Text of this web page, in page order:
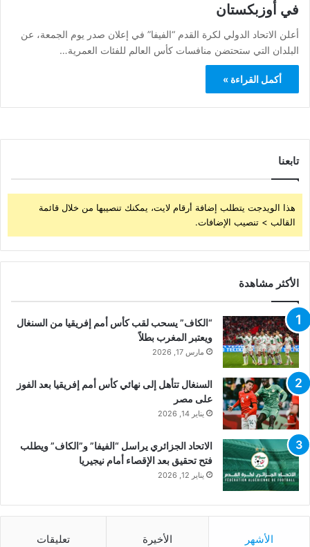
في أوزبكستان
أعلن الاتحاد الدولي لكرة القدم “الفيفا” في إعلان صدر يوم الجمعة، عن
البلدان التي ستحتضن منافسات كأس العالم للفئات العمرية…
أكمل القراءة »
تابعنا
هذا الويدجت يتطلب إضافة أرقام لايت، يمكنك تنصيبها من خلال قائمة
القالب > تنصيب الإضافات.
الأكثر مشاهدة
“الكاف” يسحب لقب كأس أمم إفريقيا من السنغال
ويعتبر المغرب بطلاً
مارس 17, 2026
السنغال تتأهل إلى نهائي كأس أمم إفريقيا بعد الفوز
على مصر
يناير 14, 2026
الاتحاد الجزائري يراسل “الفيفا” و”الكاف” ويطلب
فتح تحقيق بعد الإقصاء أمام نيجيريا
يناير 12, 2026
الأشهر الأخيرة تعليقات